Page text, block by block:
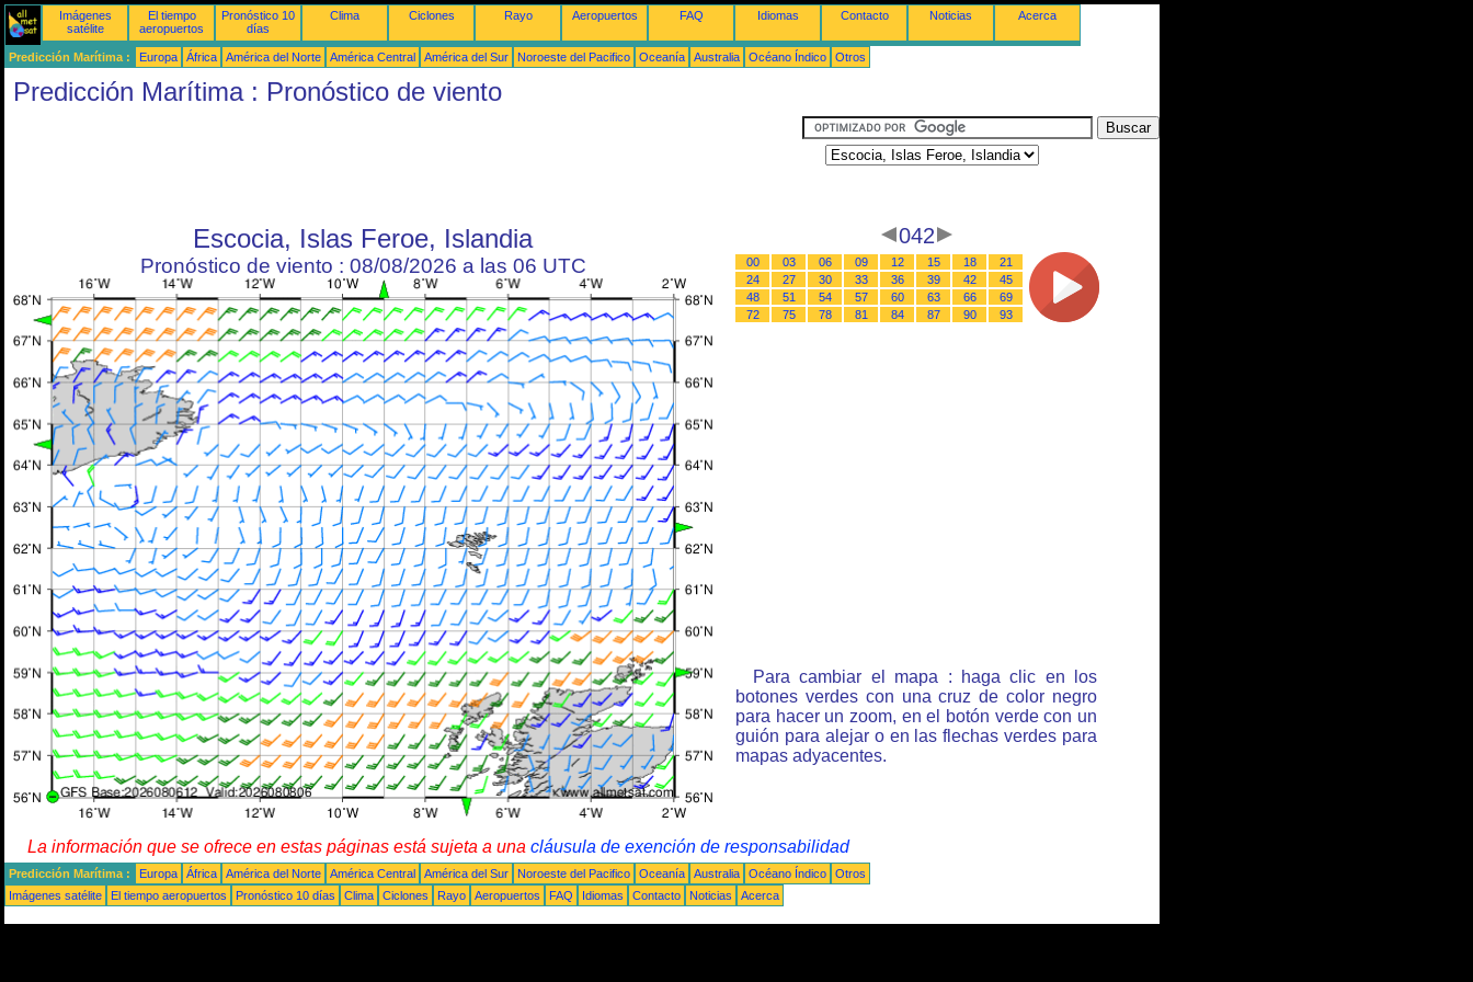
Imágenes
satélite
El tiempo
aeropuertos
Pronóstico 10
días
Clima Ciclones Rayo Aeropuertos FAQ Idiomas Contacto Noticias Acerca
Predicción Marítima : Europa África América del Norte América Central América del Sur Noroeste del Pacifico Oceanía Australia Océano Índico Otros
Predicción Marítima : Pronóstico de viento
Escocia, Islas Feroe, Islandia
Pronóstico de viento : 08/08/2026 a las 06 UTC
042
00 03 06 09 12 15 18
21
24
27 30 33 36 39 42
45
48
51 54 57 60 63 66
69
72
75 78 81 84 87 90 93
Para cambiar el mapa : haga clic en los
botones verdes con una cruz de color negro
para hacer un zoom, en el botón verde con un
guión para alejar o en las flechas verdes para
mapas adyacentes.
La información que se ofrece en estas páginas está sujeta a una cláusula de exención de responsabilidad
Predicción Marítima : Europa África América del Norte América Central América del Sur Noroeste del Pacifico Oceanía Australia Océano Índico
Otros
Imágenes satélite
El tiempo aeropuertos Pronóstico 10 días Clima Ciclones Rayo Aeropuertos FAQ Idiomas Contacto Noticias Acerca